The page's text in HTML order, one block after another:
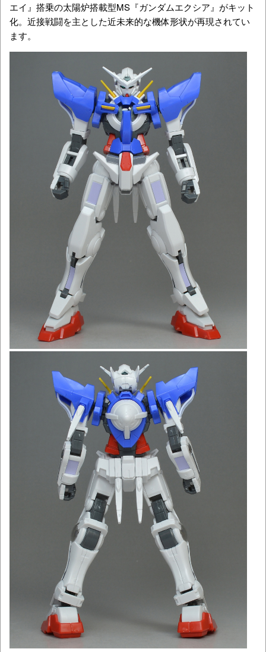
エイ』搭乗の太陽炉搭載型MS『ガンダムエクシア』がキット
化。近接戦闘を主とした近未来的な機体形状が再現されてい
ます。